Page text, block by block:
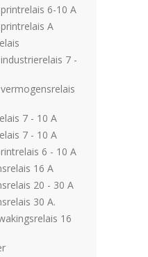
6-10 A
A
7 -
7 - 10 A
7 - 10 A
6 - 10 A
16 A
20 - 30 A
30 A.
16